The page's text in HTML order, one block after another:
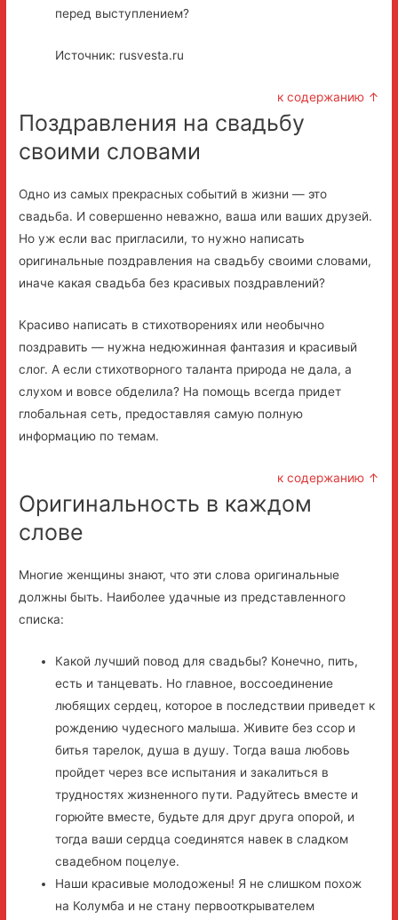
перед выступлением?
Источник: rusvesta.ru
к содержанию ↑
Поздравления на свадьбу
своими словами
Одно из самых прекрасных событий в жизни — это
свадьба. И совершенно неважно, ваша или ваших друзей.
Но уж если вас пригласили, то нужно написать
оригинальные поздравления на свадьбу своими словами,
иначе какая свадьба без красивых поздравлений?
Красиво написать в стихотворениях или необычно
поздравить — нужна недюжинная фантазия и красивый
слог. А если стихотворного таланта природа не дала, а
слухом и вовсе обделила? На помощь всегда придет
глобальная сеть, предоставляя самую полную
информацию по темам.
к содержанию ↑
Оригинальность в каждом
слове
Многие женщины знают, что эти слова оригинальные
должны быть. Наиболее удачные из представленного
списка:
Какой лучший повод для свадьбы? Конечно, пить,
есть и танцевать. Но главное, воссоединение
любящих сердец, которое в последствии приведет к
рождению чудесного малыша. Живите без ссор и
битья тарелок, душа в душу. Тогда ваша любовь
пройдет через все испытания и закалиться в
трудностях жизненного пути. Радуйтесь вместе и
горюйте вместе, будьте для друг друга опорой, и
тогда ваши сердца соединятся навек в сладком
свадебном поцелуе.
Наши красивые молодожены! Я не слишком похож
на Колумба и не стану первооткрывателем